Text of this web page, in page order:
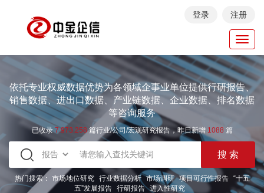
登录 注册
依托专业权威数据优势为各领域企事业单位提供行研报告、
销售数据、进出口数据、产业链数据、企业数据、排名数据
等咨询服务
已收录7.973.258篇行业/公司/宏观研究报告，昨日新增 1088 篇
热门搜索： 市场地位研究 行业数据分析 市场调研 项目可行性报告
“十五
五”发展报告 行研报告 进入性研究